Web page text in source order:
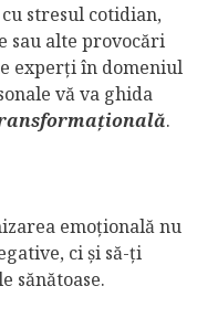
stresul cotidian,
sau alte provocări
experți în domeniul
vă va ghida
.
emoțională nu
ci și să-ți
sănătoase.